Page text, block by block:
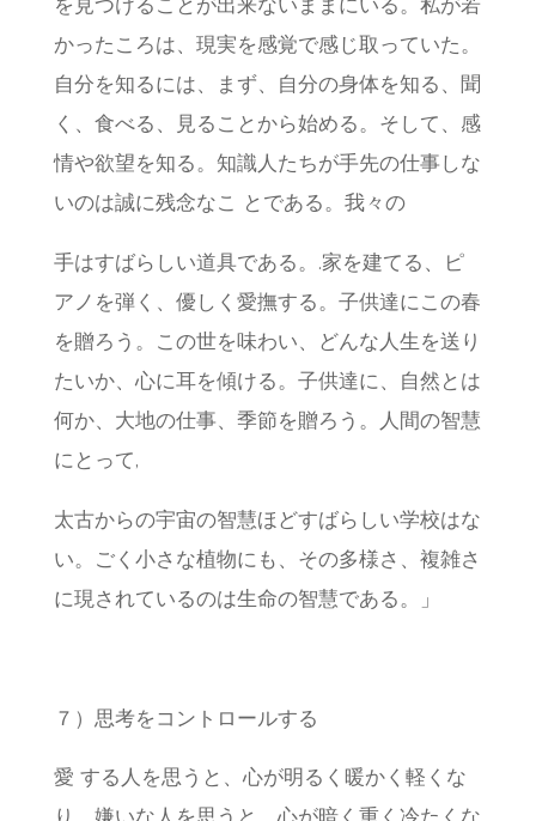
を見つけることが出来ないままにいる。私が若
かったころは、現実を感覚で感じ取っていた。
自分を知るには、まず、自分の身体を知る、聞
く、食べる、見ることから始める。そして、感
情や欲望を知る。知識人たちが手先の仕事しな
いのは誠に残念なこ とである。我々の
手はすばらしい道具である。.家を建てる、ピ
アノを弾く、優しく愛撫する。子供達にこの春
を贈ろう。この世を味わい、どんな人生を送り
たいか、心に耳を傾ける。子供達に、自然とは
何か、大地の仕事、季節を贈ろう。人間の智慧
にとって,
太古からの宇宙の智慧ほどすばらしい学校はな
い。ごく小さな植物にも、その多様さ、複雑さ
に現されているのは生命の智慧である。」
７）思考をコントロールする
愛 する人を思うと、心が明るく暖かく軽くな